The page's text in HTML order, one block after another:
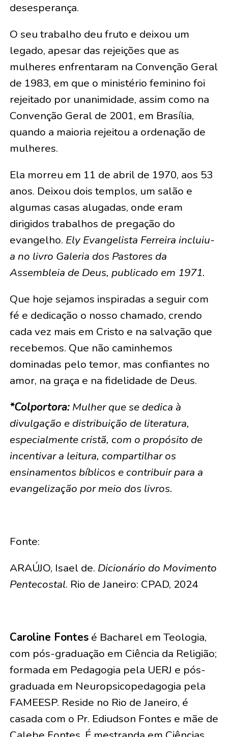
desesperança.
O seu trabalho deu fruto e deixou um
legado, apesar das rejeições que as
mulheres enfrentaram na Convenção Geral
de 1983, em que o ministério feminino foi
rejeitado por unanimidade, assim como na
Convenção Geral de 2001, em Brasília,
quando a maioria rejeitou a ordenação de
mulheres.
Ela morreu em 11 de abril de 1970, aos 53
anos. Deixou dois templos, um salão e
algumas casas alugadas, onde eram
dirigidos trabalhos de pregação do
evangelho. Ely Evangelista Ferreira incluiu-
a no livro Galeria dos Pastores da
Assembleia de Deus, publicado em 1971.
Que hoje sejamos inspiradas a seguir com
fé e dedicação o nosso chamado, crendo
cada vez mais em Cristo e na salvação que
recebemos. Que não caminhemos
dominadas pelo temor, mas confiantes no
amor, na graça e na fidelidade de Deus.
*Colportora:Mulher que se dedica à
divulgação e distribuição de literatura,
especialmente cristã, com o propósito de
incentivar a leitura, compartilhar os
ensinamentos bíblicos e contribuir para a
evangelização por meio dos livros.
Fonte:
ARAÚJO, Isael de. Dicionário do Movimento
Pentecostal. Rio de Janeiro: CPAD, 2024
Caroline Fontesé Bacharel em Teologia,
com pós-graduação em Ciência da Religião;
formada em Pedagogia pela UERJ e pós-
graduada em Neuropsicopedagogia pela
FAMEESP. Reside no Rio de Janeiro, é
casada com o Pr. Ediudson Fontes e mãe de